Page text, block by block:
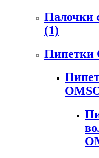
Палочки
(1)
Пипетки